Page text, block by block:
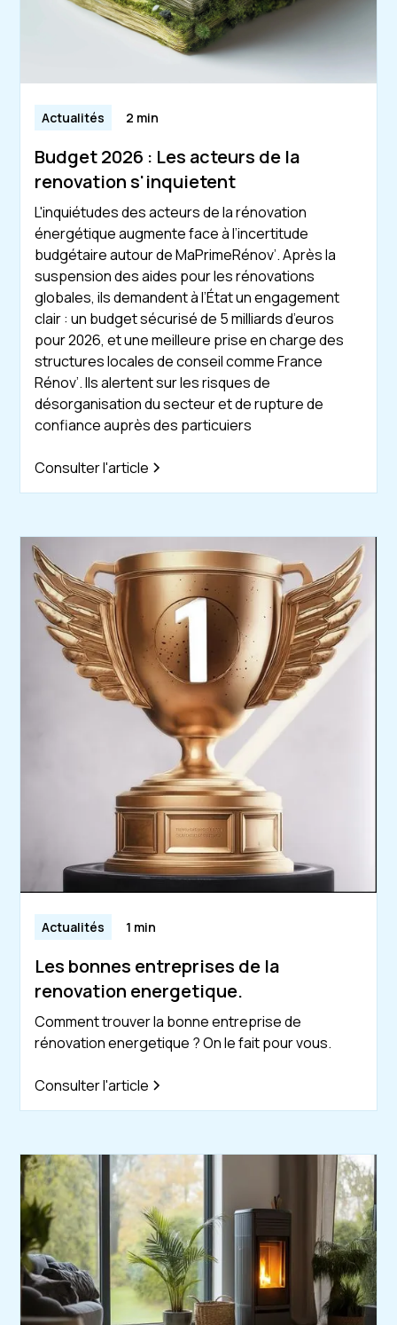
Actualités 2 min
Budget 2026 : Les acteurs de la
renovation s'inquietent
L'inquiétudes des acteurs de la rénovation
énergétique augmente face à l’incertitude
budgétaire autour de MaPrimeRénov’. Après la
suspension des aides pour les rénovations
globales, ils demandent à l’État un engagement
clair : un budget sécurisé de 5 milliards d’euros
pour 2026, et une meilleure prise en charge des
structures locales de conseil comme France
Rénov’. Ils alertent sur les risques de
désorganisation du secteur et de rupture de
confiance auprès des particuiers
Consulter l'article
Actualités 1 min
Les bonnes entreprises de la
renovation energetique.
Comment trouver la bonne entreprise de
rénovation energetique ? On le fait pour vous.
Consulter l'article